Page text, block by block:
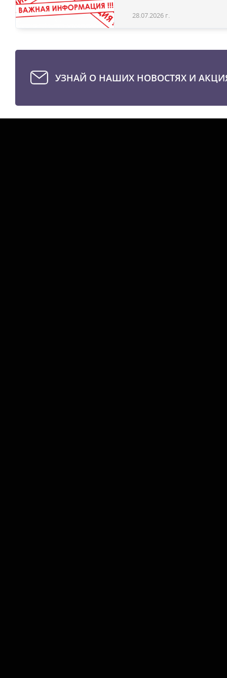
28.07.2026 г.
УЗНАЙ О НАШИХ НОВОСТЯХ И